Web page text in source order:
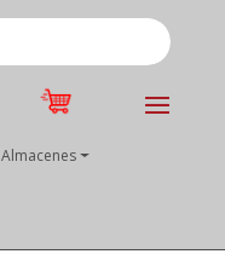
Almacenes